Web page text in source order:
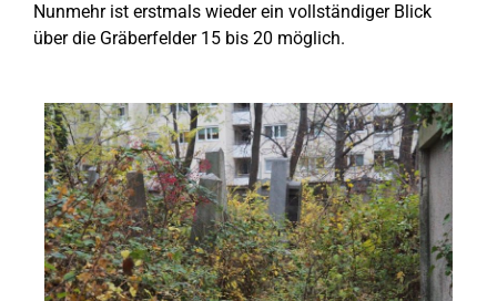
Nunmehr ist erstmals wieder ein vollständiger Blick
über die Gräberfelder 15 bis 20 möglich.